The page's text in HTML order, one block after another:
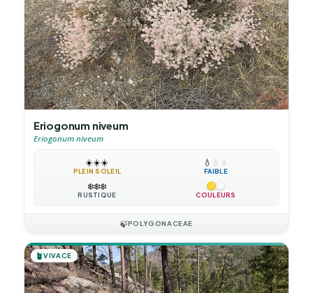
Eriogonum niveum
Eriogonum niveum
☀️☀️☀️
PLEIN SOLEIL
💧 💧 💧
FAIBLE
❄️❄️❄️
RUSTIQUE COULEURS
🍃POLYGONACEAE
🪴VIVACE